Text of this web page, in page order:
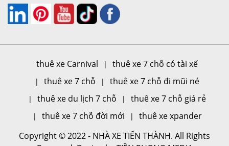
thuê xe Carnival
thuê xe 7 chỗ có tài xế
thuê xe 7 chỗ
thuê xe 7 chỗ đi mũi né
thuê xe du lịch 7 chỗ
thuê xe 7 chỗ giá rẻ
thuê xe 7 chỗ đời mới
thuê xe xpander
Copyright © 2022 - NHÀ XE TIẾN THÀNH. All Rights